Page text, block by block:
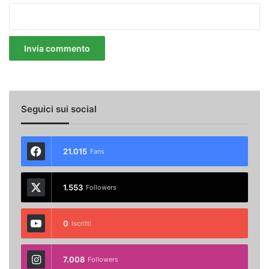
Seguici sui social
21.015 Fans
1.553 Followers
0 Iscritti
7.008 Followers